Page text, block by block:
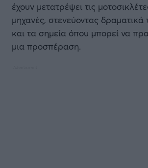
έχουν μετατρέψει τις
μηχανές, στενεύοντας δραματικά
και τα σημεία όπου μπορεί να
μια προσπέραση.